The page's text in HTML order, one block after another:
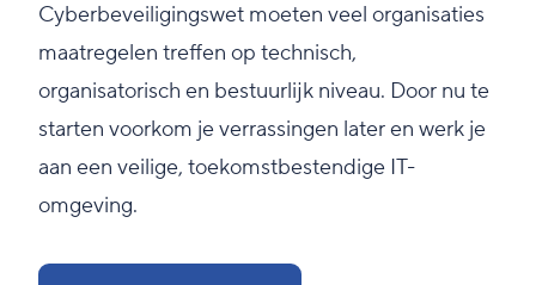
Cyberbeveiligingswet moeten veel organisaties
maatregelen treffen op technisch,
organisatorisch en bestuurlijk niveau. Door nu te
starten voorkom je verrassingen later en werk je
aan een veilige, toekomstbestendige IT-
omgeving.